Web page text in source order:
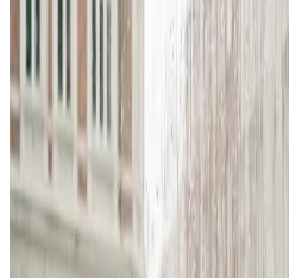
Erhverv, kontor og industri